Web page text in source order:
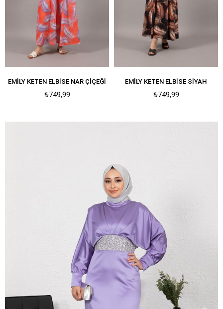
EMILY KETEN ELBISE NAR ÇIÇEĞI
₺749,99
EMILY KETEN ELBISE SIYAH
₺749,99